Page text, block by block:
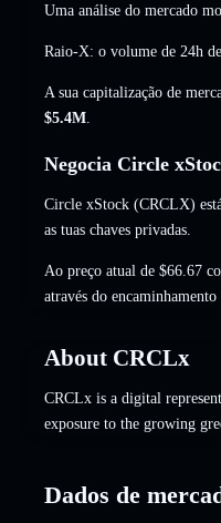
Uma análise do mercado
Raio-X: o volume de 24h
A sua capitalização de
$5.4M
Negocia Circle
Circle xStock (CRCLX)
as tuas chaves privadas.
Ao preço atual de $66.67
através do
About CRCLx
CRCLx is a digital
exposure to the growing
Dados de